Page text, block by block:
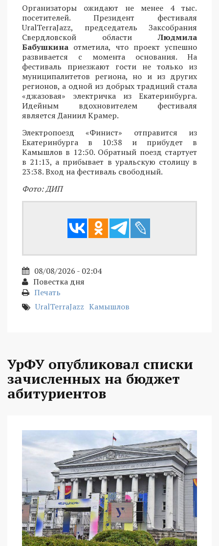
Организаторы ожидают не менее 4 тыс.
посетителей. Президент фестиваля
UralTerraJazz, председатель Заксобрания
Свердловской областиЛюдмила
Бабушкина отметила, что проект успешно
развивается с момента основания. На
фестиваль приезжают гости не только из
муниципалитетов региона, но и из других
регионов, а одной из добрых традиций стала
«джазовая» электричка из Екатеринбурга.
Идейным вдохновителем фестиваля
является Даниил Крамер.
Электропоезд «Финист» отправится из
Екатеринбурга в 10:38 и прибудет в
Камышлов в 12:50. Обратный поезд стартует
в 21:13, а прибывает в уральскую столицу в
23:38. Вход на фестиваль свободный.
Фото: ДИП
08/08/2026 - 02:04
Повестка дня
Печать
UralTerraJazz Камышлов
УрФУ опубликовал списки
зачисленных на бюджет
абитуриентов